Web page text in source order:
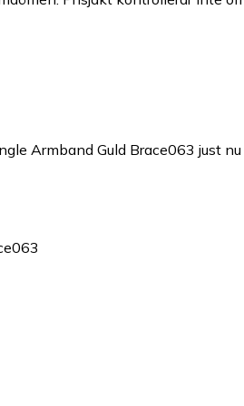
Armband Guld Brace063 just nu